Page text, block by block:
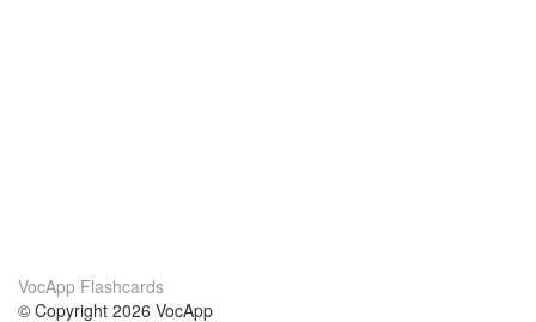
VocApp Flashcards
© Copyright 2026 VocApp